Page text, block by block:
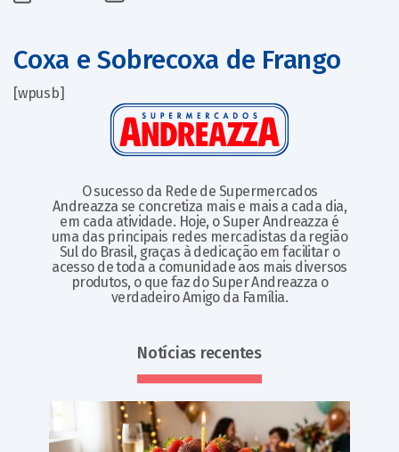
Coxa e Sobrecoxa de Frango
[wpusb]
O sucesso da Rede de Supermercados
Andreazza se concretiza mais e mais a cada dia,
em cada atividade. Hoje, o Super Andreazza é
uma das principais redes mercadistas da região
Sul do Brasil, graças à dedicação em facilitar o
acesso de toda a comunidade aos mais diversos
produtos, o que faz do Super Andreazza o
verdadeiro Amigo da Família.
Notícias recentes